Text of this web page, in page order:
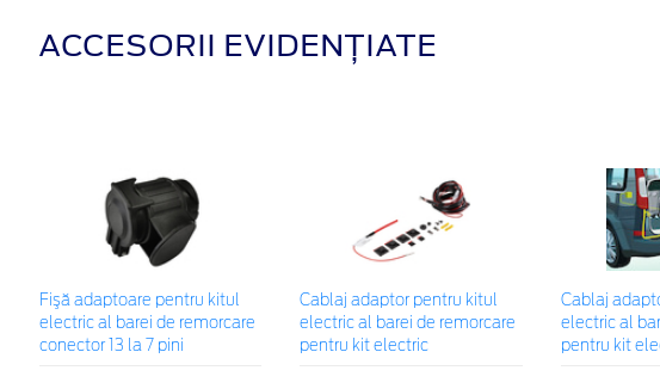
ACCESORII EVIDENȚIATE
Fişă adaptoare pentru kitul
electric al barei de remorcare
conector 13 la 7 pini
Cablaj adaptor pentru kitul
electric al barei de remorcare
pentru kit electric
Cablaj
electric al
pentru kit